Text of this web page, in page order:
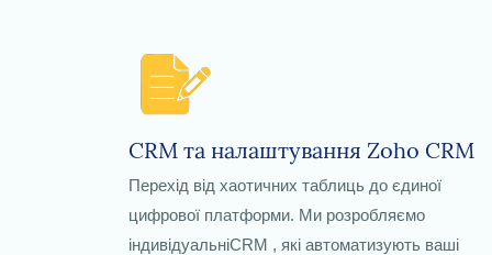
CRM та налаштування Zoho CRM
Перехід від хаотичних таблиць до єдиної
цифрової платформи. Ми розробляємо
індивідуальніCRM , які автоматизують ваші